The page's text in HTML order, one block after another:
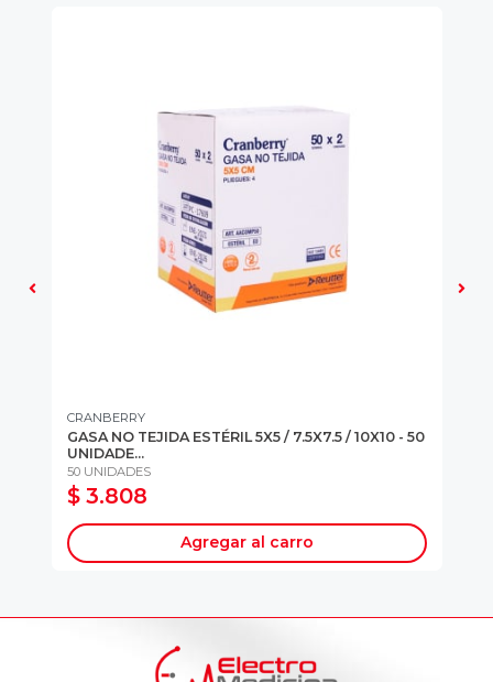
CRANBERRY
GASA NO TEJIDA ESTÉRIL 5X5 / 7.5X7.5 / 10X10 - 50
UNIDADE...
50 UNIDADES
$ 3.808
Agregar al carro